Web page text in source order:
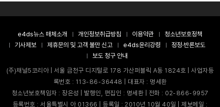
e4ds뉴스 매체소개 개인정보취급방침 이용약관
청소년보호정책
기사제보
제휴문의 및 고객 불만 신고 e4ds윤리강령
정정·반론보도
보도 청구 안내
(주)채널5코리아 | 서울 금천구 디지털로 178 가산퍼블릭 A동 1824호 | 사업자등
록번호 : 113-86-36448 | 대표자 : 명세환
청소년보호책임자 : 장은성 | 발행인, 편집인 : 명세환 | 전화 : 02-866-9957
등록번호 : 서울특별시 아 01366 | 등록일 : 2010년 10월 40일 | 제보메일 :